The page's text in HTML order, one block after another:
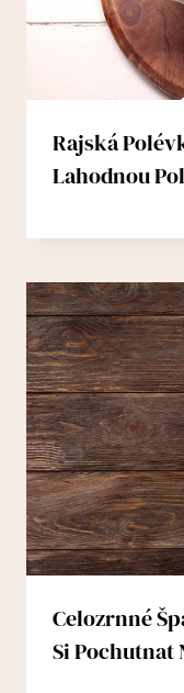
Rajská
Lahodnou
Celozrnné
Si Pochutnat